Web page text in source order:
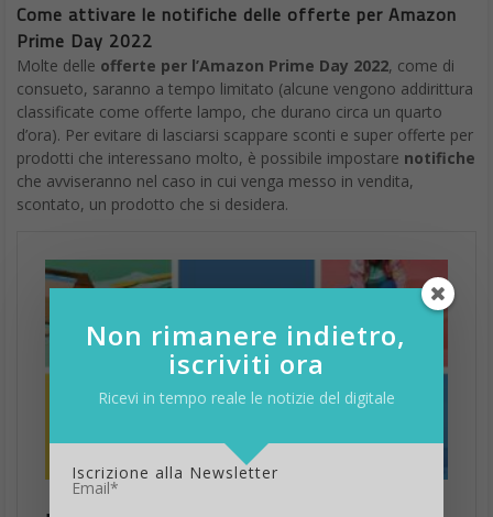
Come attivare le notifiche delle offerte per Amazon
Prime Day 2022
Molte delle offerte per l’Amazon Prime Day 2022, come di
consueto, saranno a tempo limitato (alcune vengono addirittura
classificate come offerte lampo, che durano circa un quarto
d’ora). Per evitare di lasciarsi scappare sconti e super offerte per
prodotti che interessano molto, è possibile impostare notifiche
che avviseranno nel caso in cui venga messo in vendita,
scontato, un prodotto che si desidera.
Non rimanere indietro,
iscriviti ora
Ricevi in tempo reale le notizie del digitale
Iscrizione alla Newsletter
Email*